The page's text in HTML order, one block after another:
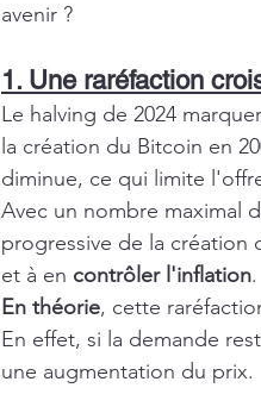
avenir ?
1. Une raréfaction
Le halving de 2024
la création du Bitcoin en
diminue, ce qui limite
Avec un nombre maximal
progressive de la création
et à en contrôler l'inflation.
En théorie, cette
En effet, si la demande
une augmentation du prix.